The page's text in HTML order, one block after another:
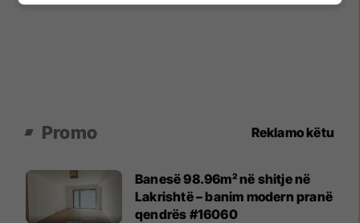
Promo Reklamo këtu
Banesë 98.96m² në shitje në
Lakrishtë – banim modern pranë
qendrës #16060